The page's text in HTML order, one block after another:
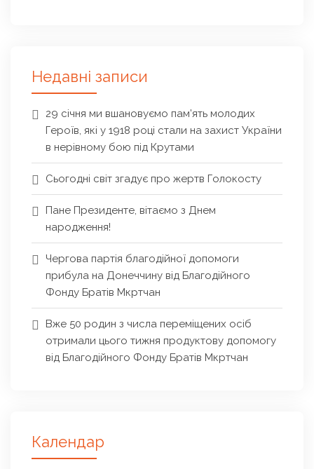
Недавні записи
29 січня ми вшановуємо пам’ять молодих
Героїв, які у 1918 році стали на захист України
в нерівному бою під Крутами
Сьогодні світ згадує про жертв Голокосту
Пане Президенте, вітаємо з Днем
народження!
Чергова партія благодійної допомоги
прибула на Донеччину від Благодійного
Фонду Братів Мкртчан
Вже 50 родин з числа переміщених осіб
отримали цього тижня продуктову допомогу
від Благодійного Фонду Братів Мкртчан
Календар